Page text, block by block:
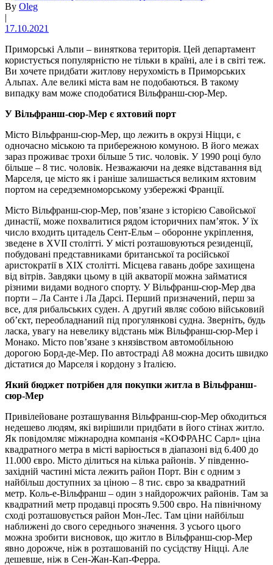
By Oleg
|
17.10.2021
Приморські Альпи – виняткова територія. Цей департамент
користується популярністю не тільки в країні, але і в світі теж.
Ви хочете придбати житлову нерухомість в Приморських
Альпах. Але великі міста вам не подобаються. В такому
випадку вам може сподобатися Вільфранш-сюр-Мер.
У Вільфранш-сюр-Мер є яхтовий порт
Місто Вільфранш-сюр-Мер, що лежить в окрузі Ніцци, є
одночасно міською та прибережною комуною. В його межах
зараз проживає трохи більше 5 тис. чоловік. У 1990 році було
більше – 8 тис. чоловік. Незважаючи на деяке відставання від
Марселя, це місто як і раніше залишається великим яхтовим
портом на середземноморському узбережжі Франції.
Місто Вільфранш-сюр-Мер, пов’язане з історією Савойської
династії, може похвалитися рядом історичних пам’яток. У їх
число входить цитадель Сент-Ельм – оборонне укріплення,
зведене в XVII столітті. У місті розташовуються резиденції,
побудовані представниками британської та російської
аристократії в XIX столітті. Місцева гавань добре захищена
від вітрів. Завдяки цьому в цій акваторії можна займатися
різними видами водного спорту. У Вільфранш-сюр-Мер два
порти – Ла Санте і Ла Дарсі. Перший призначений, перш за
все, для рибальських суден. А другий являє собою військовий
об’єкт, переобладнаний під прогулянкові судна. Зверніть, будь
ласка, увагу на невелику відстань між Вільфранш-сюр-Мер і
Монако. Місто пов’язане з князівством автомобільною
дорогою Борд-де-Мер. По автостраді А8 можна досить швидко
дістатися до Марселя і кордону з Італією.
Який бюджет потрібен для покупки житла в Вільфранш-
сюр-Мер
Привілейоване розташування Вільфранш-сюр-Мер обходиться
недешево людям, які вирішили придбати в його стінах житло.
Як повідомляє міжнародна компанія «КОФРАНС Сарл» ціна
квадратного метра в місті варіюється в діапазоні від 6.400 до
11.000 євро. Місто ділиться на кілька районів. У південно-
західній частині міста лежить район Порт. Він є одним з
найбільш доступних за ціною – 8 тис. євро за квадратний
метр. Коль-е-Вільфранш – один з найдорожчих районів. Там за
квадратний метр продавці просять 9.500 євро. На північному
сході розташовується район Мон-Лес. Там ціни найбільш
наближені до свого середнього значення. З усього цього
можна зробити висновок, що житло в Вільфранш-сюр-Мер
явно дорожче, ніж в розташованій по сусідству Ніцці. Але
дешевше, ніж в Сен-Жан-Кап-Ферра.